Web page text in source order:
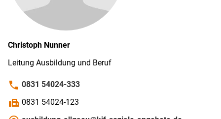
Christoph Nunner
Leitung Ausbildung und Beruf
phone 0831 54024-333
fax 0831 54024-123